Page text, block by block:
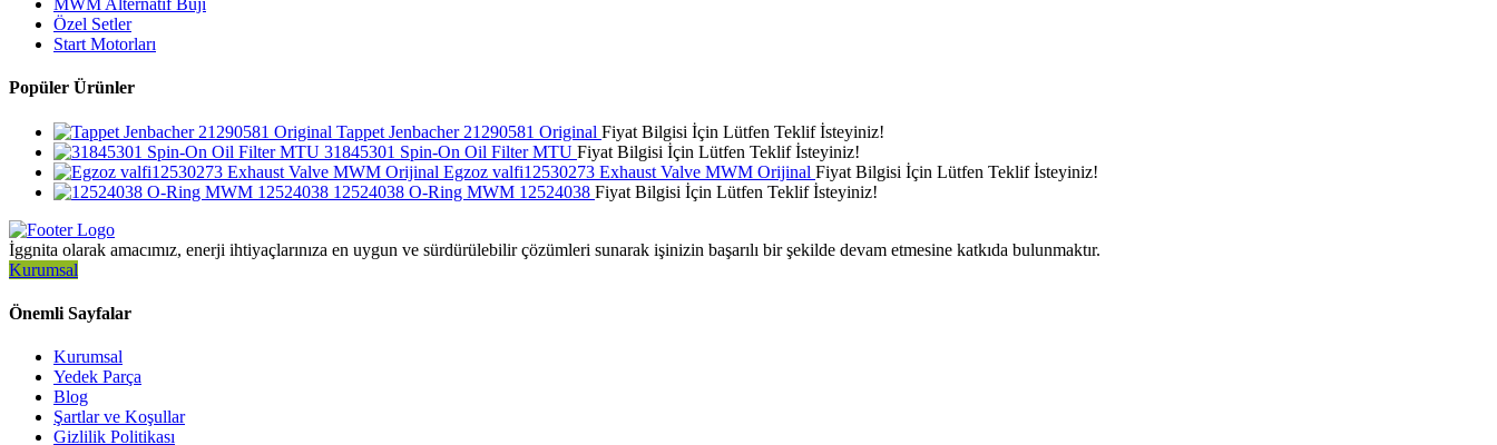
MWM Alternatif Buji
Özel Setler
Start Motorları
Popüler Ürünler
Tappet Jenbacher 21290581 Original Fiyat Bilgisi İçin Lütfen Teklif İsteyiniz!
31845301 Spin-On Oil Filter MTU Fiyat Bilgisi İçin Lütfen Teklif İsteyiniz!
Egzoz valfi12530273 Exhaust Valve MWM Orijinal Fiyat Bilgisi İçin Lütfen Teklif İsteyiniz!
12524038 O-Ring MWM 12524038 Fiyat Bilgisi İçin Lütfen Teklif İsteyiniz!
İggnita olarak amacımız, enerji ihtiyaçlarınıza en uygun ve sürdürülebilir çözümleri sunarak işinizin başarılı bir şekilde devam etmesine katkıda bulunmaktır.
Kurumsal
Önemli Sayfalar
Kurumsal
Yedek Parça
Blog
Şartlar ve Koşullar
Gizlilik Politikası